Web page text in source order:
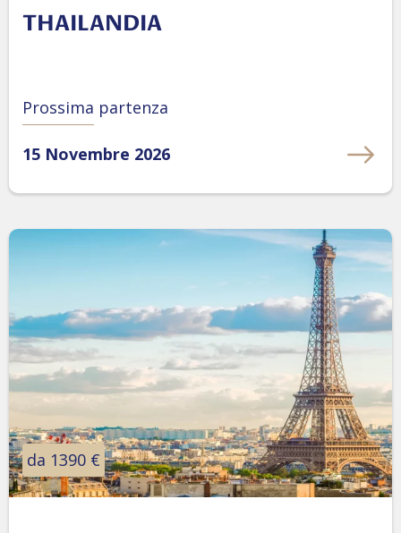
THAILANDIA
Prossima partenza
15 Novembre 2026
da 1390 €